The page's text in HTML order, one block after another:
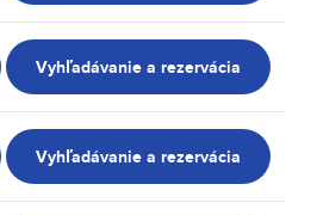
Vyhľadávanie a rezervácia
Vyhľadávanie a rezervácia